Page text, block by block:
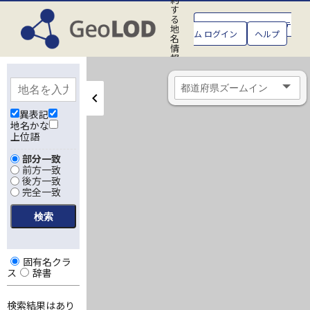
す
る
地
名
情
報
処
理
ス
テ
GeoLOD地名管理システ
ム ログイン ヘルプ
異表記
地名かな
上位語
部分一致
前方一致
後方一致
完全一致
固有名クラ
ス
辞書
検索結果はあり